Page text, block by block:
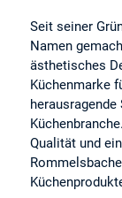
Seit seiner
Namen
ästhetisches
Küchenmarke
Qualität und